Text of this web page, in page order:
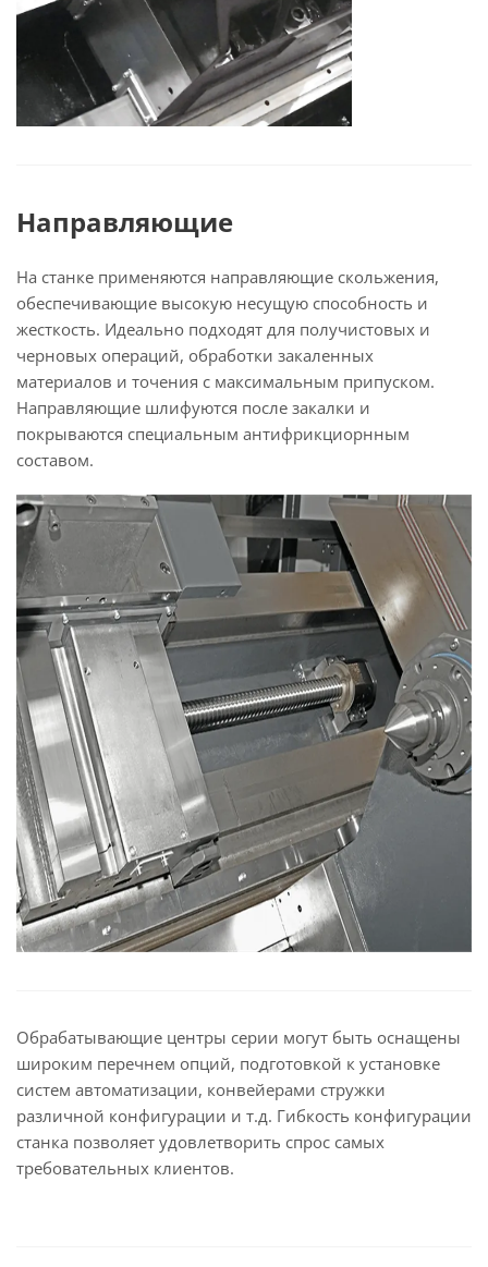
Направляющие
На станке применяются направляющие скольжения,
обеспечивающие высокую несущую способность и
жесткость. Идеально подходят для получистовых и
черновых операций, обработки закаленных
материалов и точения с максимальным припуском.
Направляющие шлифуются после закалки и
покрываются специальным антифрикциорнным
составом.
Обрабатывающие центры серии могут быть оснащены
широким перечнем опций, подготовкой к установке
систем автоматизации, конвейерами стружки
различной конфигурации и т.д. Гибкость конфигурации
станка позволяет удовлетворить спрос самых
требовательных клиентов.